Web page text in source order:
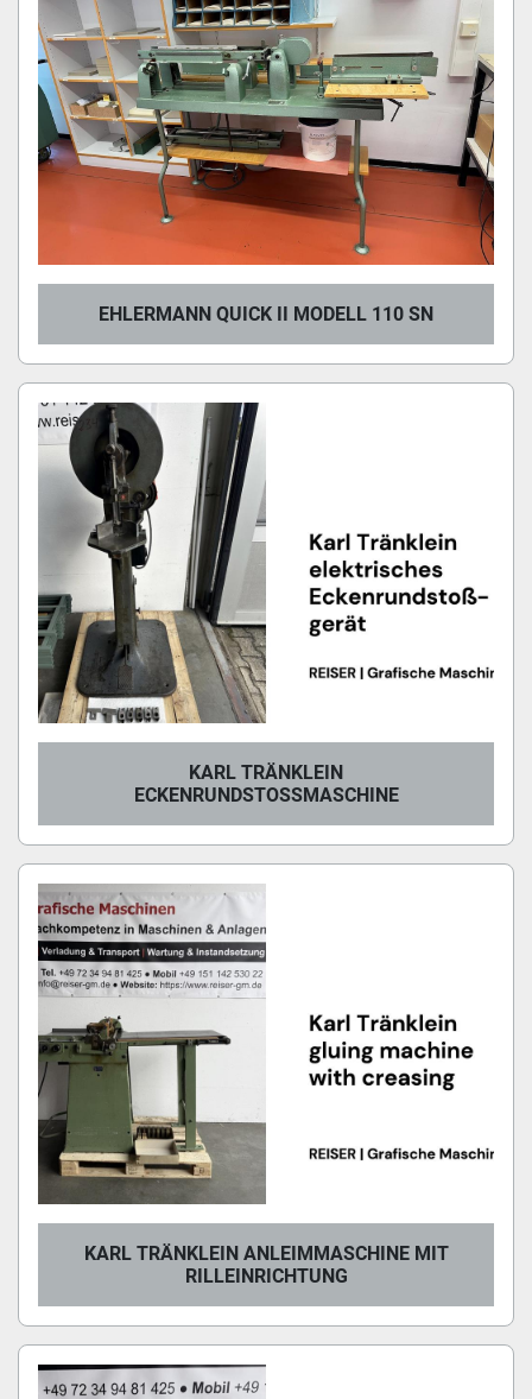
EHLERMANN QUICK II MODELL 110 SN
KARL TRÄNKLEIN
ECKENRUNDSTOSSMASCHINE
KARL TRÄNKLEIN ANLEIMMASCHINE MIT
RILLEINRICHTUNG